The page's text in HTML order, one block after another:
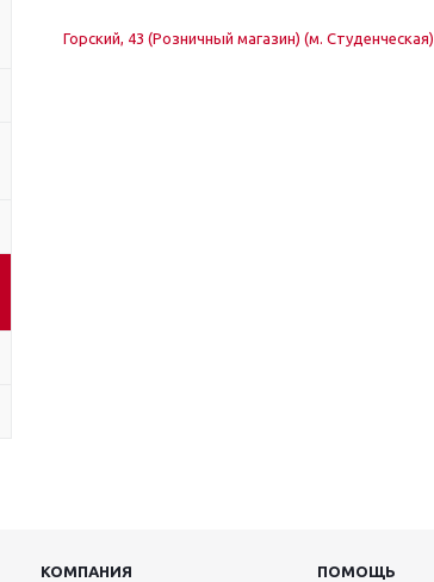
Горский, 43 (Розничный магазин) (м. Студенческая)
КОМПАНИЯ ПОМОЩЬ